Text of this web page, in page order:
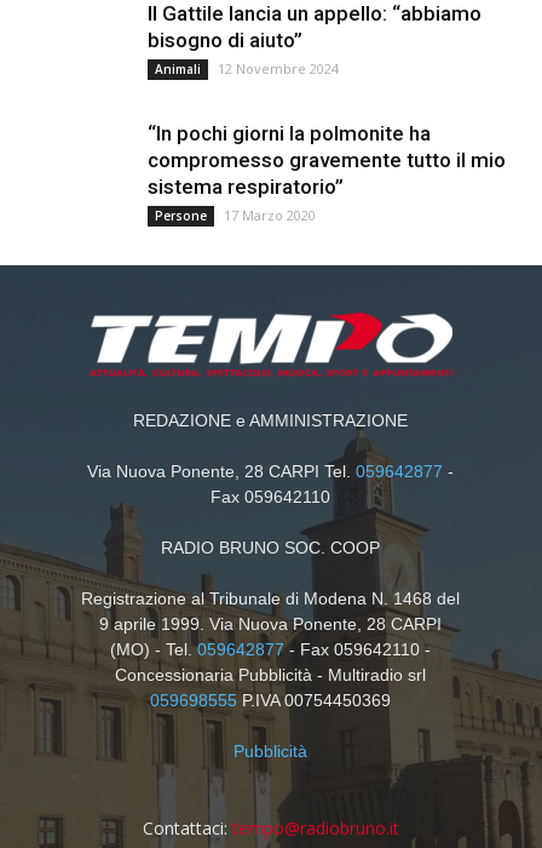
Il Gattile lancia un appello: “abbiamo
bisogno di aiuto”
Animali 12 Novembre 2024
“In pochi giorni la polmonite ha
compromesso gravemente tutto il mio
sistema respiratorio”
Persone 17 Marzo 2020
REDAZIONE e AMMINISTRAZIONE
Via Nuova Ponente, 28 CARPI Tel.059642877 -
Fax 059642110
RADIO BRUNO SOC. COOP
Registrazione al Tribunale di Modena N. 1468 del
9 aprile 1999. Via Nuova Ponente, 28 CARPI
(MO) - Tel.059642877- Fax 059642110 -
Concessionaria Pubblicità - Multiradio srl
059698555 P.IVA 00754450369
Pubblicità
Contattaci: tempo@radiobruno.it